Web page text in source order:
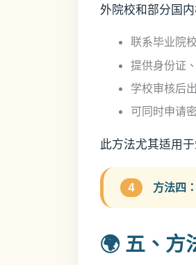
外院校和部分国
联系毕业院
提供身份证
学校审核后
可同时申请
此方法尤其适用
4 方法四
🌍 五、方